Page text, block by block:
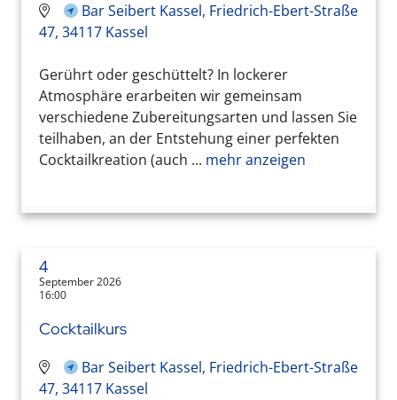
Bar Seibert Kassel, Friedrich-Ebert-Straße
47, 34117 Kassel
Gerührt oder geschüttelt? In lockerer
Atmosphäre erarbeiten wir gemeinsam
verschiedene Zubereitungsarten und lassen Sie
teilhaben, an der Entstehung einer perfekten
Cocktailkreation (auch ... mehr anzeigen
4
September 2026
16:00
Cocktailkurs
Bar Seibert Kassel, Friedrich-Ebert-Straße
47, 34117 Kassel